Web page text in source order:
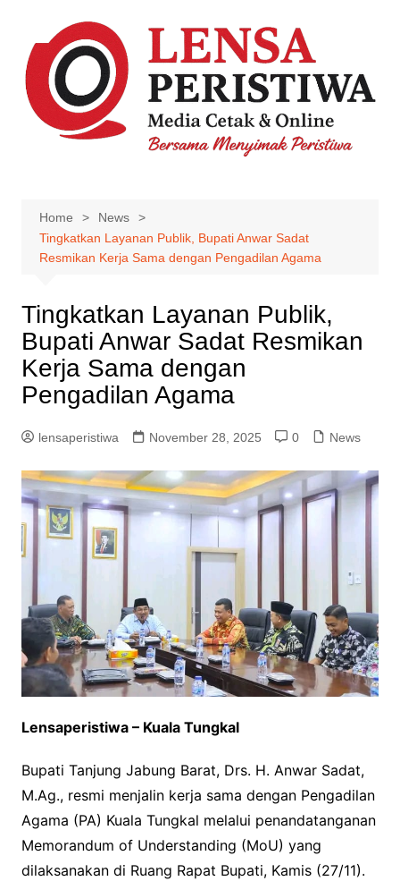
content
Home
News
Tingkatkan Layanan Publik, Bupati Anwar Sadat
Resmikan Kerja Sama dengan Pengadilan Agama
Tingkatkan Layanan Publik,
Bupati Anwar Sadat Resmikan
Kerja Sama dengan
Pengadilan Agama
lensaperistiwa November 28, 2025 0 News
Lensaperistiwa – Kuala Tungkal
Bupati Tanjung Jabung Barat, Drs. H. Anwar Sadat,
M.Ag., resmi menjalin kerja sama dengan Pengadilan
Agama (PA) Kuala Tungkal melalui penandatanganan
Memorandum of Understanding (MoU) yang
dilaksanakan di Ruang Rapat Bupati, Kamis (27/11).